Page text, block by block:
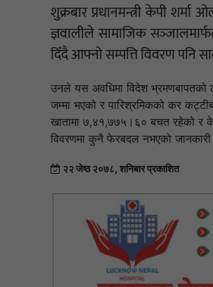
शुक्रबार प्रधानमन्त्री केपी शर्मा
ज्ञवालीले सामाजिक
दिँदै आफ्नो सम्पत्ति विवरण पनि
उनले यस अवधिमा विदेश भ्रमणबापतको
जम्मा भएको र पारिश्रमिकको कर
खातामा ७,४१,७७५।६० बचत रहेको र
विवरणमा कुनै फेरबदल नभएको
२२ जेष्ठ २०७८, शनिबार प्रकाशित